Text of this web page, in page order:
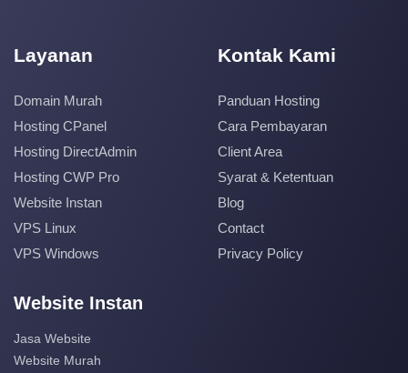
Layanan
Domain Murah
Hosting CPanel
Hosting DirectAdmin
Hosting CWP Pro
Website Instan
VPS Linux
VPS Windows
Kontak Kami
Panduan Hosting
Cara Pembayaran
Client Area
Syarat & Ketentuan
Blog
Contact
Privacy Policy
Website Instan
Jasa Website
Website Murah